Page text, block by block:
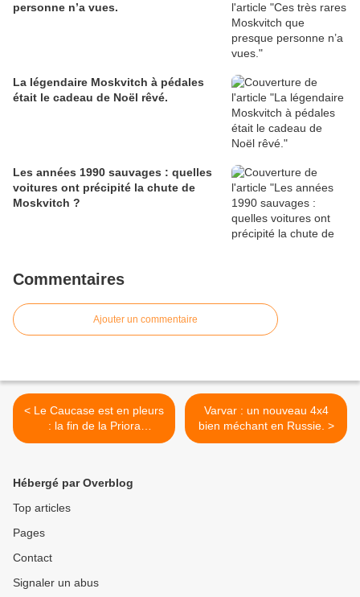
personne n’a vues.
La légendaire Moskvitch à pédales
était le cadeau de Noël rêvé.
Les années 1990 sauvages : quelles
voitures ont précipité la chute de
Moskvitch ?
Commentaires
Ajouter un commentaire
< Le Caucase est en pleurs
: la fin de la Priora
confirmée.
Varvar : un nouveau 4x4
bien méchant en Russie. >
Hébergé par Overblog
Top articles
Pages
Contact
Signaler un abus